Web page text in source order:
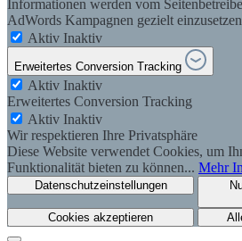
Informationen werden vom
AdWords Kampagnen gezielt
Aktiv Inaktiv
Erweitertes Conversion Tracking
Aktiv Inaktiv
Erweitertes Conversion Tracking
Aktiv Inaktiv
Wir respektieren Ihre Privatsphäre
Diese Website verwendet Cookies, um
Funktionalität bieten zu können... Mehr
Datenschutzeinstellungen
Cookies akzeptieren